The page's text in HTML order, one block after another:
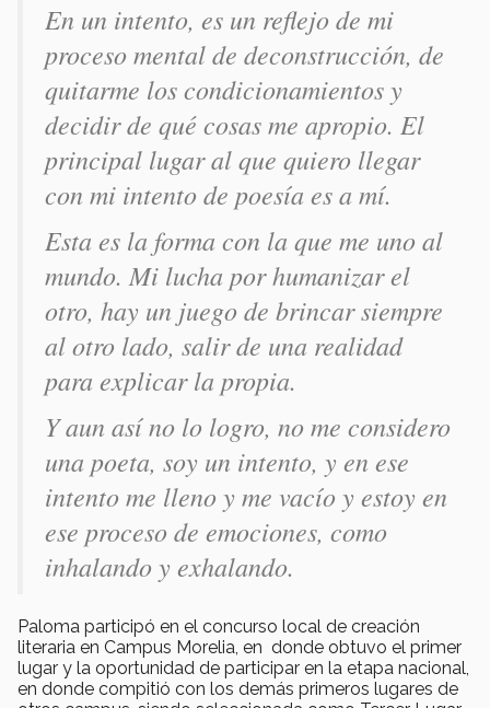
En un intento, es un reflejo de mi
proceso mental de deconstrucción, de
quitarme los condicionamientos y
decidir de qué cosas me apropio. El
principal lugar al que quiero llegar
con mi intento de poesía es a mí.
Esta es la forma con la que me uno al
mundo. Mi lucha por humanizar el
otro, hay un juego de brincar siempre
al otro lado, salir de una realidad
para explicar la propia.
Y aun así no lo logro, no me considero
una poeta, soy un intento, y en ese
intento me lleno y me vacío y estoy en
ese proceso de emociones, como
inhalando y exhalando.
Paloma participó en el concurso local de creación
literaria en Campus Morelia, en donde obtuvo el primer
lugar y la oportunidad de participar en la etapa nacional,
en donde compitió con los demás primeros lugares de